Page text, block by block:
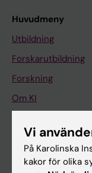
Huvudmeny
Utbildning
Forskarutbildning
Forskning
Om KI
På gång
Nyheter
Vi
På Karolinska
kakor för olika